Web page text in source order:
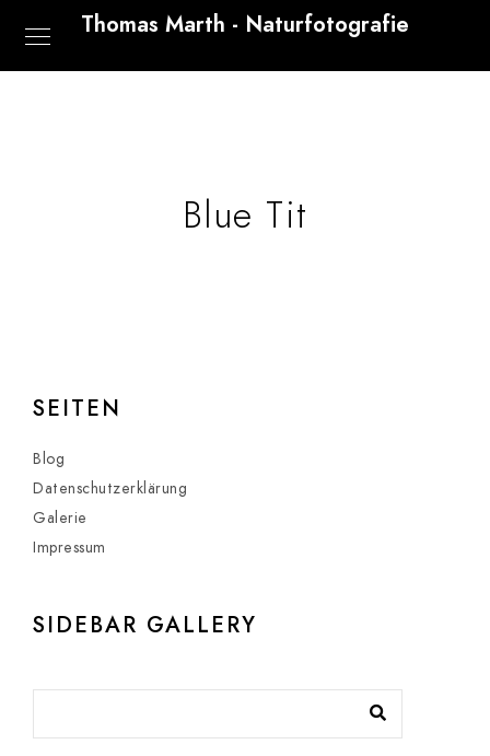
Thomas Marth - Naturfotografie
Blue Tit
SEITEN
Blog
Datenschutzerklärung
Galerie
Impressum
SIDEBAR GALLERY